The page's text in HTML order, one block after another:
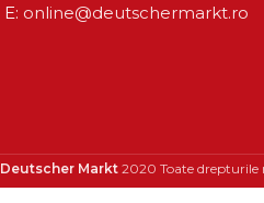
E: online@deutschermarkt.ro
Deutscher Markt 2020 Toate